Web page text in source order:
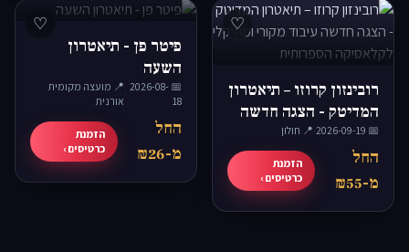
♡
רובינזון קרוזו – תיאטרון
המדיטק - הצגה חדשה
עיבוד מקורי ומוזיקלי
לקלאסיקה הספרותית
📅 2026-09-19
·📍 חולון
החל
מ-₪55
הזמנת
כרטיסים ›
♡
פיטר פן - תיאטרון
השעה
📅 2026-08-
18
·
📍 מועצה מקומית
אורנית
החל
מ-₪26
הזמנת
כרטיסים ›